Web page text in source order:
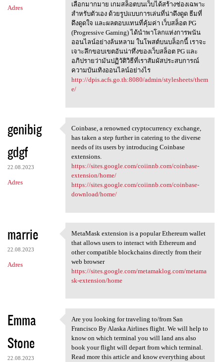
Adres
เลือกมากมาย เกมสล็อตบนเว็บได้สร้างช่องเฉพาะ
สำหรับตัวเอง ด้วยรูปแบบการเล่นที่น่าดึงดูด ธีมที่
ดึงดูดใจ และผลตอบแทนที่คุ้มค่า เว็บสล็อต PG
(Progressive Gaming) ได้นำพาโลกแห่งการพนัน
ออนไลน์อย่างล้นหลาม ในโพสต์บนบล็อกนี้ เราจะ
เจาะลึกขอบเขตอันน่าทึ่งของเว็บสล็อต PG และ
อภิปรายว่ามันปฏิวัติวิธีที่เราสัมผัสประสบการณ์
ความบันเทิงออนไลน์อย่างไร
http://dpis.acfs.go.th:8080/admin/stylesheets/them
e/
genibig
gdgf
22.08.2023
Adres
Coinbase, a renowned
Coinbase, a renowned cryptocurrency exchange,
has taken a step further in catering to the diverse
needs of its users by introducing Coinbase
extensions.
https://sites.google.com/coiinnb.com/coinbase-
extension/home/
https://sites.google.com/coiinnb.com/coinbase-
download/home/
marrie
22.08.2023
Adres
MetaMask extension is a
MetaMask extension is a popular Ethereum wallet
that allows users to interact with Ethereum and
other compatible blockchains directly from their
web browser
https://sites.google.com/metamaklog.com/metama
sk-extension/home
Emma
Stone
22.08.2023
Are you looking for traveling
Are you looking for traveling to/from San
Francisco By Alaska Airlines flight. We will help to
know on which terminal you will land ans also
book your flight will depart from which terminal.
Read more this article and know everything about